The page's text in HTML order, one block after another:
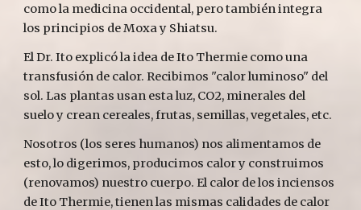
como la medicina occidental, pero también integra
los principios de Moxa y Shiatsu.
El Dr. Ito explicó la idea de Ito Thermie como una
transfusión de calor. Recibimos "calor luminoso" del
sol. Las plantas usan esta luz, CO2, minerales del
suelo y crean cereales, frutas, semillas, vegetales, etc.
Nosotros (los seres humanos) nos alimentamos de
esto, lo digerimos, producimos calor y construimos
(renovamos) nuestro cuerpo. El calor de los inciensos
de Ito Thermie, tienen las mismas calidades de calor